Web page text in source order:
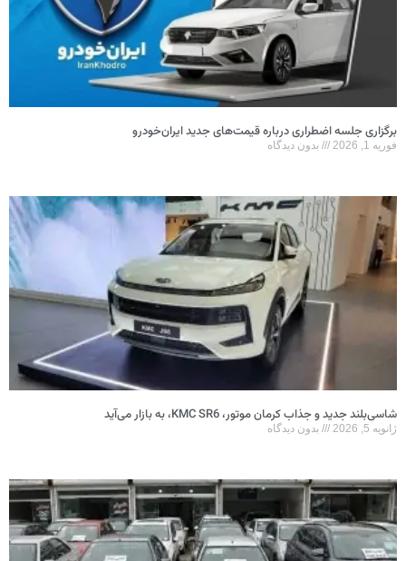
برگزاری جلسه اضطراری درباره قیمت‌های جدید ایران‌خودرو
فوریه 1, 2026 بدون دیدگاه
شاسی‌بلند جدید و جذاب کرمان موتور، KMC SR6، به بازار می‌آید
ژانویه 5, 2026 بدون دیدگاه